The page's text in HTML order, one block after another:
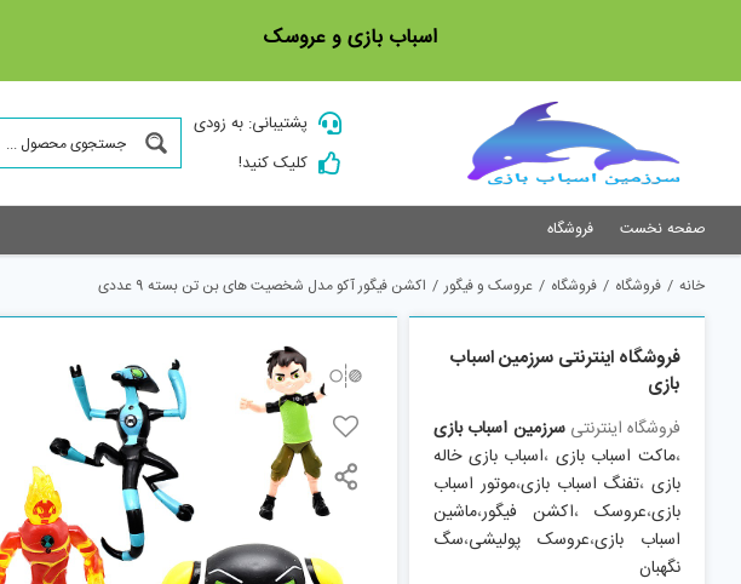
اسباب بازی و عروسک
پشتیبانی: به زودی
کلیک کنید!
صفحه نخست فروشگاه
خانه / فروشگاه / فروشگاه / عروسک و فیگور / اکشن فیگور آکو مدل شخصیت های بن تن بسته 9 عددی
فروشگاه اینترنتی سرزمین اسباب
بازی
فروشگاه اینترنتیسرزمین اسباب بازی
،ماکت اسباب بازی ،اسباب بازی خاله
بازی،تفنگ اسباب بازی،موتور اسباب
بازی،عروسک،اکشن فیگور،ماشین
اسباب بازی،عروسک پولیشی،سگ
نگهبان